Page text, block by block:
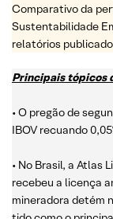
Comparativo da
Sustentabilidade
relatórios
Principais tópicos
• O pregão de
IBOV recuando
• No Brasil, a Atlas
recebeu a licença
mineradora detém